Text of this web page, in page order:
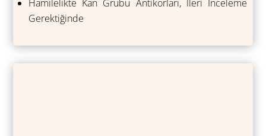
Hamilelikte Kan Grubu Antikorları, İleri İnceleme
Gerektiğinde